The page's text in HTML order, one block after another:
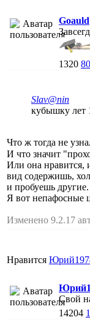
Goauld
1320
Slav@nin
кубышку лет
Что ж тогда не
И что значит
Или она нравится,
вид содержишь,
и пробуешь другие.
Я вот непафосные
Изменено 9.2.17
Нравится
Свой
14204